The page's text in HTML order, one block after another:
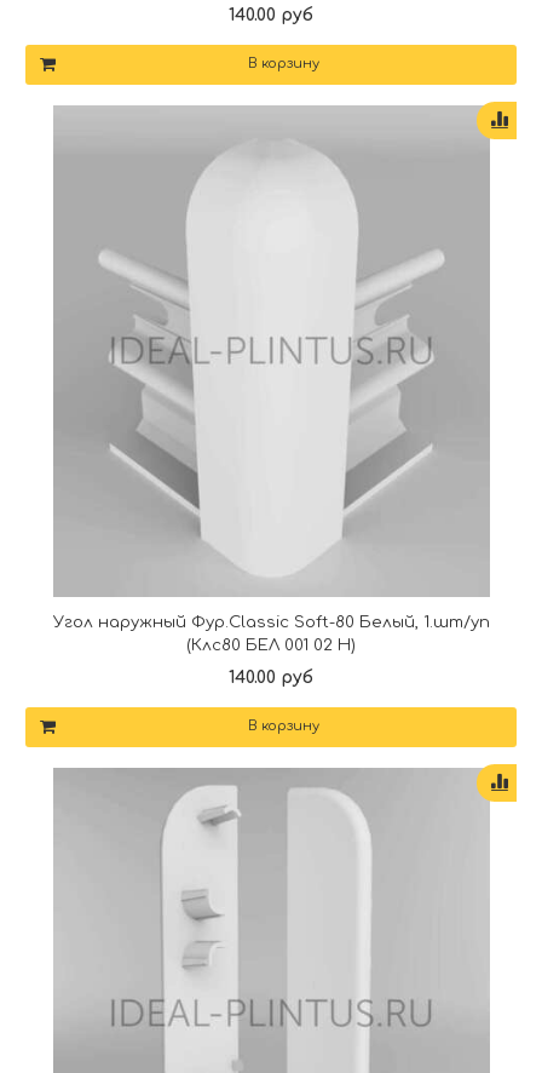
140.00 руб
В корзину
Угол наружный Фур.Classic Soft-80 Белый, 1.шт/уп
(Клс80 БЕЛ 001 02 Н)
140.00 руб
В корзину